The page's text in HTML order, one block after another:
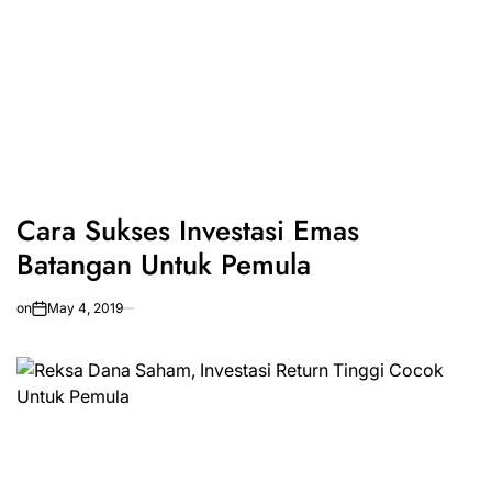
Cara Sukses Investasi Emas
Batangan Untuk Pemula
on May 4, 2019